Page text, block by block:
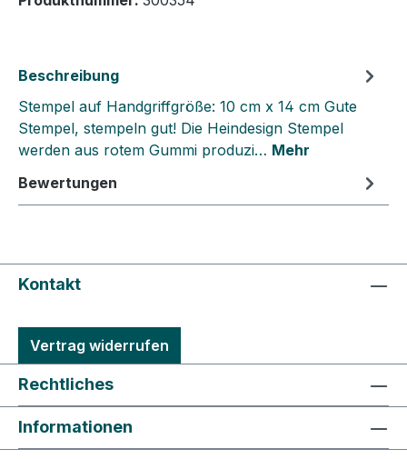
Beschreibung
Stempel auf Handgriffgröße: 10 cm x 14 cm Gute
Stempel, stempeln gut! Die Heindesign Stempel
werden aus rotem Gummi produzi… Mehr
Bewertungen
Kontakt
Vertrag widerrufen
Rechtliches
Informationen